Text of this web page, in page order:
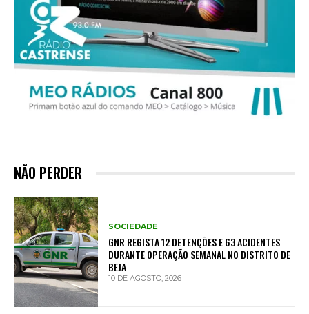
NÃO PERDER
SOCIEDADE
GNR REGISTA 12 DETENÇÕES E 63 ACIDENTES
DURANTE OPERAÇÃO SEMANAL NO DISTRITO DE
BEJA
10 DE AGOSTO, 2026